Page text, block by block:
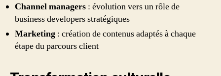
Channel managers : évolution vers un rôle de
business developers stratégiques
Marketing : création de contenus adaptés à chaque
étape du parcours client